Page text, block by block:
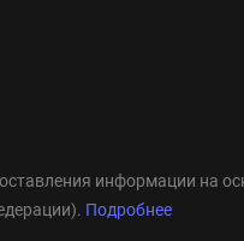
информации на
Подробнее